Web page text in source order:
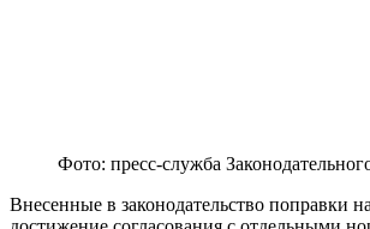
Фото: пресс-служба
Внесенные в законодательство поправки